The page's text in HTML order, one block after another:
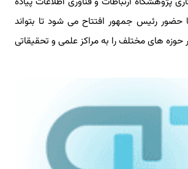
رئیس جمهور افتتاح می شود تا بتواند
های مختلف را به مراکز علمی و تحقیقاتی